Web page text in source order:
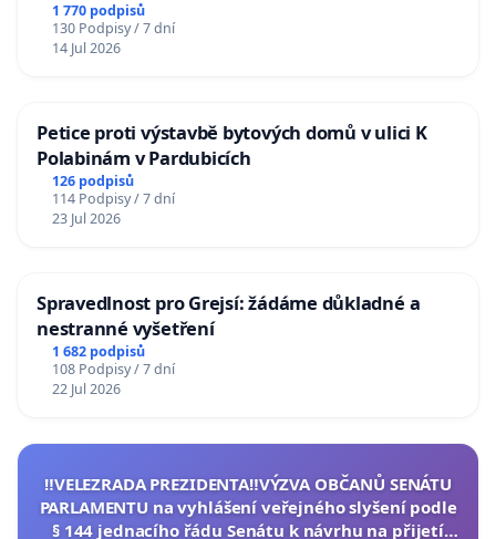
1 770 podpisů
130 Podpisy / 7 dní
14 Jul 2026
Petice proti výstavbě bytových domů v ulici K
Polabinám v Pardubicích
126 podpisů
114 Podpisy / 7 dní
23 Jul 2026
Spravedlnost pro Grejsí: žádáme důkladné a
nestranné vyšetření
1 682 podpisů
108 Podpisy / 7 dní
22 Jul 2026
‼️VELEZRADA PREZIDENTA‼️VÝZVA OBČANŮ SENÁTU
PARLAMENTU na vyhlášení veřejného slyšení podle
§ 144 jednacího řádu Senátu k návrhu na přijetí